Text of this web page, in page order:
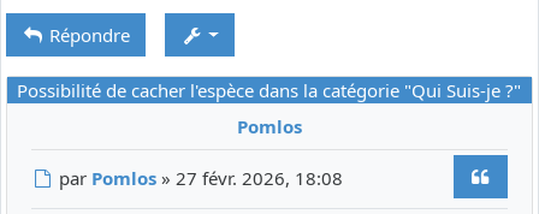
Répondre
Possibilité de cacher l'espèce dans la catégorie "Qui Suis-je ?"
Pomlos
Message
par Pomlos »27 févr. 2026, 18:08